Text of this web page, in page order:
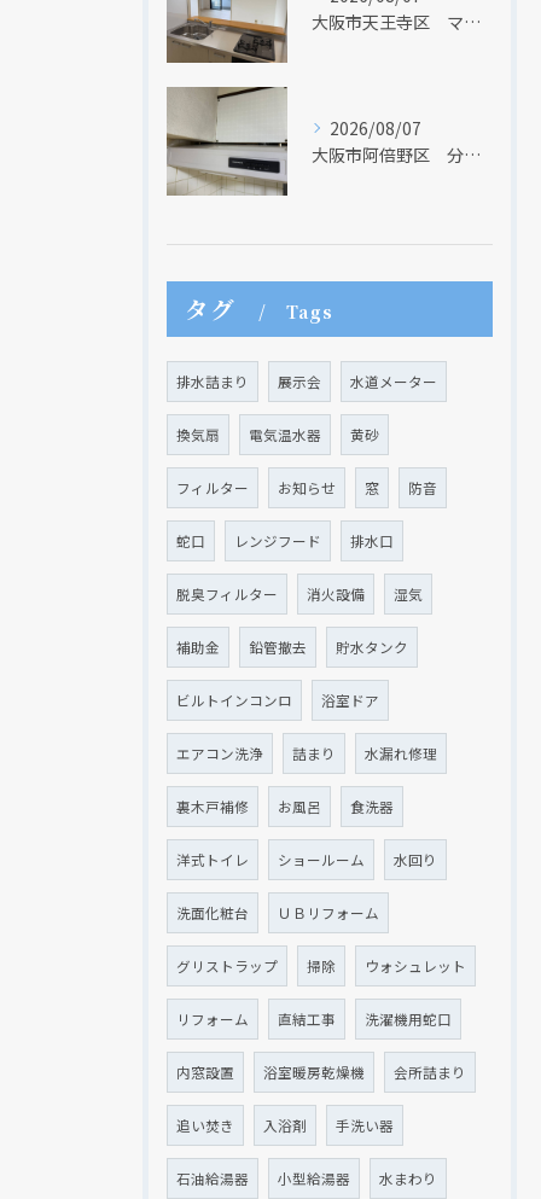
大阪市天王寺区 マンションのキッチン取替及び内装リフォーム工事 クリナップ
2026/08/07
大阪市阿倍野区 分譲マンションのレンジフード取替リフォーム工事 タカラスタンダード
タグ Tags
排水詰まり 展示会 水道メーター
換気扇 電気温水器 黄砂
フィルター お知らせ 窓 防音
蛇口 レンジフード 排水口
脱臭フィルター 消火設備 湿気
補助金 鉛管撤去 貯水タンク
ビルトインコンロ 浴室ドア
エアコン洗浄 詰まり 水漏れ修理
裏木戸補修 お風呂 食洗器
洋式トイレ ショールーム 水回り
洗面化粧台 ＵＢリフォーム
グリストラップ 掃除 ウォシュレット
リフォーム 直結工事 洗濯機用蛇口
内窓設置 浴室暖房乾燥機 会所詰まり
追い焚き 入浴剤 手洗い器
石油給湯器 小型給湯器 水まわり
現在、新聞に入っている折込チラシです。
クリックでチラシのページにジャンプします
現在、新聞に入っている折込チラシです。
クリックでチラシのページにジャンプします